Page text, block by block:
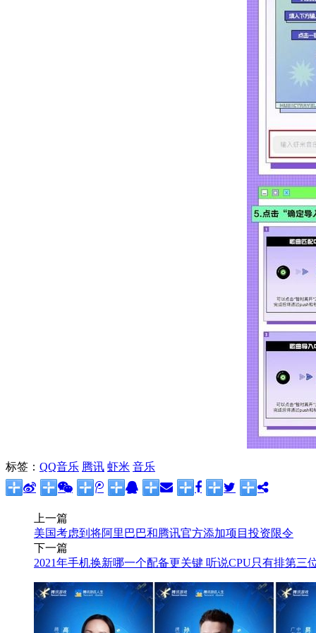
标签： QQ音乐 腾讯 虾米 音乐
上一篇
美国考虑到将阿里巴巴和腾讯官方添加项目投资限令
下一篇
2021年手机换新哪一个配备更关键 听说CPU只有排第三